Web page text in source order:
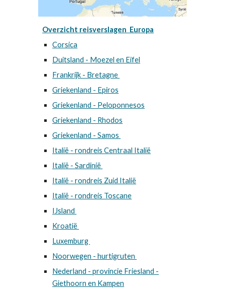
Overzicht reisverslagen Europa
Corsica
Duitsland - Moezel en Eifel
Frankrijk - Bretagne
Griekenland - Epiros
Griekenland - Peloponnesos
Griekenland - Rhodos
Griekenland - Samos
Italië - rondreis Centraal Italië
Italië - Sardinië
Italië - rondreis Zuid Italië
Italië - rondreis Toscane
IJsland
Kroatië
Luxemburg
Noorwegen - hurtigruten
Nederland - provincie Friesland -
Giethoorn en Kampen